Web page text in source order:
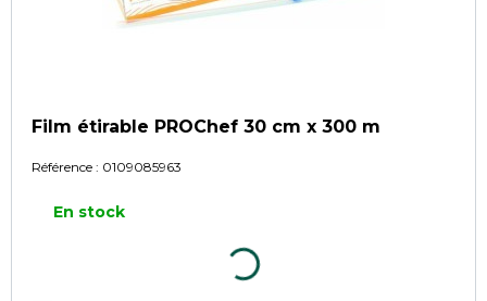
Film étirable PROChef 30 cm x 300 m
Référence : 0109085963
En stock